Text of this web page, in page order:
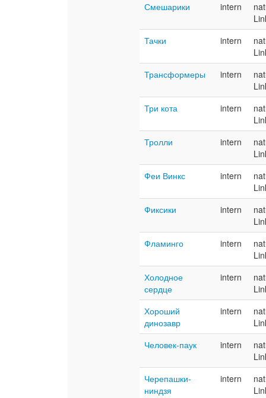
Смешарики
intern
Тачки
intern
Трансформеры
intern
Три кота
intern
Тролли
intern
Феи Винкс
intern
Фиксики
intern
Фламинго
intern
Холодное
сердце
intern
Хороший
динозавр
intern
Человек-паук
intern
Черепашки-
ниндзя
intern